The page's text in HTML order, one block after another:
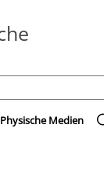
die
Physische Medien